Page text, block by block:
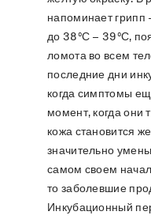
напоминает грипп
до 38ºС – 39ºС,
ломота во всем
последние дни
когда симптомы
момент, когда они
кожа становится
значительно
самом своем
то заболевшие
Инкубационный